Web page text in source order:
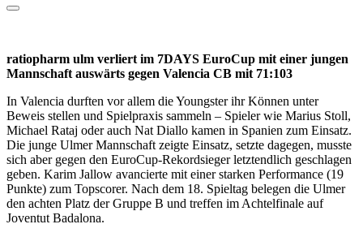
ratiopharm ulm verliert im 7DAYS EuroCup mit einer jungen
Mannschaft auswärts gegen Valencia CB mit 71:103
In Valencia durften vor allem die Youngster ihr Können unter
Beweis stellen und Spielpraxis sammeln – Spieler wie Marius Stoll,
Michael Rataj oder auch Nat Diallo kamen in Spanien zum Einsatz.
Die junge Ulmer Mannschaft zeigte Einsatz, setzte dagegen, musste
sich aber gegen den EuroCup-Rekordsieger letztendlich geschlagen
geben. Karim Jallow avancierte mit einer starken Performance (19
Punkte) zum Topscorer. Nach dem 18. Spieltag belegen die Ulmer
den achten Platz der Gruppe B und treffen im Achtelfinale auf
Joventut Badalona.